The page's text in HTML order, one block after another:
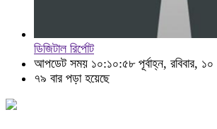
ডিজিটাল রির্পোট
আপডেট সময় ১০:১০:৫৮ পূর্বাহ্ন, রবিবার,
৭৯ বার পড়া হয়েছে